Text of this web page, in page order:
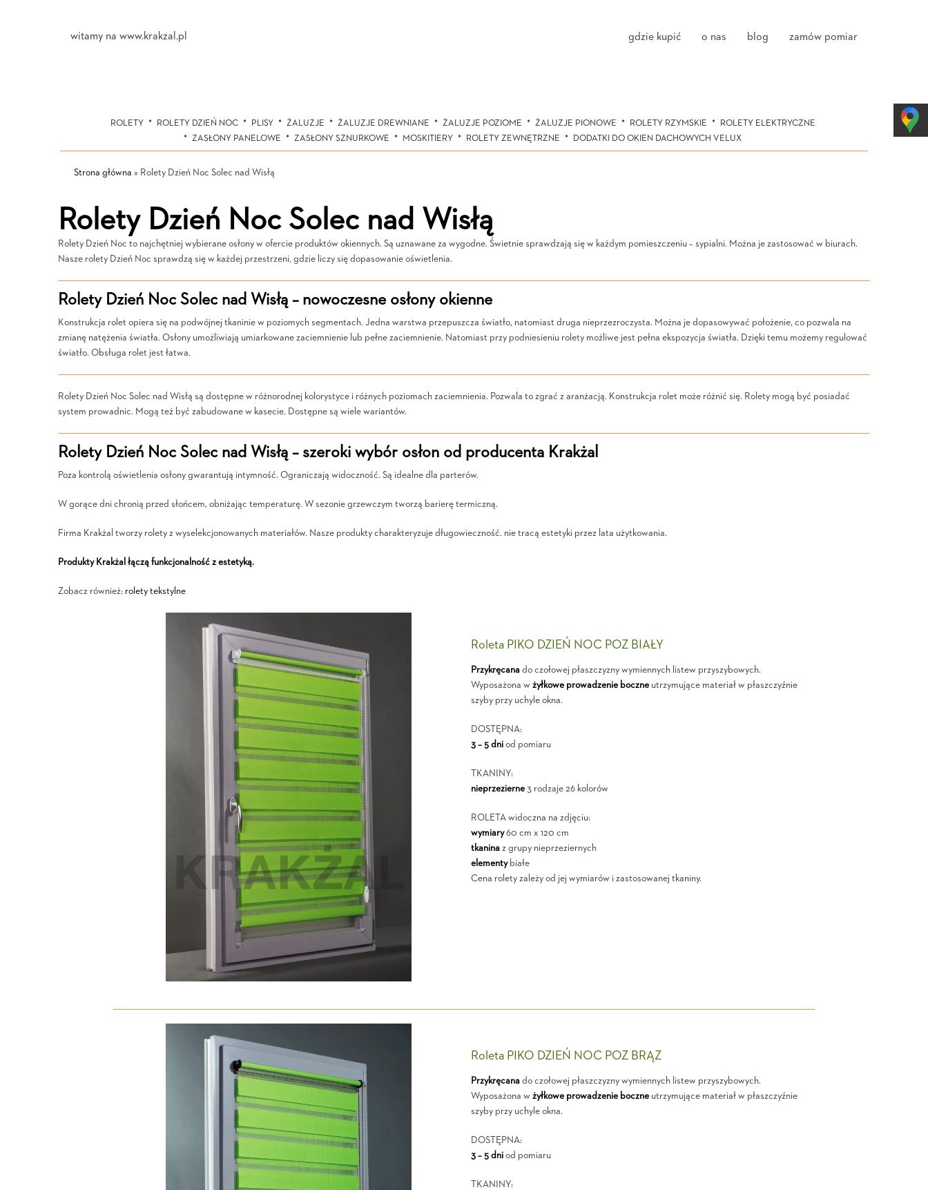
witamy na www.krakzal.pl gdzie kupić o nas blog zamów pomiar
ROLETY ROLETY DZIEŃ NOC PLISY ŻALUZJE ŻALUZJE DREWNIANE ŻALUZJE POZIOME ŻALUZJE PIONOWE ROLETY RZYMSKIE
ROLETY ELEKTRYCZNE
ZASŁONY PANELOWE
ZASŁONY SZNURKOWE MOSKITIERY ROLETY ZEWNĘTRZNE DODATKI DO OKIEN DACHOWYCH VELUX
Strona główna » Rolety Dzień Noc Solec nad Wisłą
Rolety Dzień Noc Solec nad Wisłą
Rolety Dzień Noc to najchętniej wybierane osłony w ofercie produktów okiennych. Są uznawane za wygodne. Świetnie sprawdzają się w każdym pomieszczeniu – sypialni. Można je zastosować w biurach.
Nasze rolety Dzień Noc sprawdzą się w każdej przestrzeni, gdzie liczy się dopasowanie oświetlenia.
Rolety Dzień Noc Solec nad Wisłą – nowoczesne osłony okienne
Konstrukcja rolet opiera się na podwójnej tkaninie w poziomych segmentach. Jedna warstwa przepuszcza światło, natomiast druga nieprzezroczysta. Można je dopasowywać położenie, co pozwala na
zmianę natężenia światła. Osłony umożliwiają umiarkowane zaciemnienie lub pełne zaciemnienie. Natomiast przy podniesieniu rolety możliwe jest pełna ekspozycja światła. Dzięki temu możemy regulować
światło. Obsługa rolet jest łatwa.
Rolety Dzień Noc Solec nad Wisłą są dostępne w różnorodnej kolorystyce i różnych poziomach zaciemnienia. Pozwala to zgrać z aranżacją. Konstrukcja rolet może różnić się. Rolety mogą być posiadać
system prowadnic. Mogą też być zabudowane w kasecie. Dostępne są wiele wariantów.
Rolety Dzień Noc Solec nad Wisłą – szeroki wybór osłon od producenta Krakżal
Poza kontrolą oświetlenia osłony gwarantują intymność. Ograniczają widoczność. Są idealne dla parterów.
W gorące dni chronią przed słońcem, obniżając temperaturę. W sezonie grzewczym tworzą barierę termiczną.
Firma Krakżal tworzy rolety z wyselekcjonowanych materiałów. Nasze produkty charakteryzuje długowieczność. nie tracą estetyki przez lata użytkowania.
Produkty Krakżal łączą funkcjonalność z estetyką.
Zobacz również: rolety tekstylne
Roleta PIKO DZIEŃ NOC POZ BIAŁY
Przykręcana do czołowej płaszczyzny wymiennych listew przyszybowych.
Wyposażona wżyłkowe prowadzenie boczne utrzymujące materiał w płaszczyźnie
szyby przy uchyle okna.
DOSTĘPNA:
3 – 5 dni od pomiaru
TKANINY:
nieprzezierne 3 rodzaje 26 kolorów
ROLETA widoczna na zdjęciu:
wymiary60 cm x 120 cm
tkanina z grupy nieprzeziernych
elementybiałe
Cena rolety zależy od jej wymiarów i zastosowanej tkaniny.
Roleta PIKO DZIEŃ NOC POZ BRĄZ
Przykręcana do czołowej płaszczyzny wymiennych listew przyszybowych.
Wyposażona wżyłkowe prowadzenie boczne utrzymujące materiał w płaszczyźnie
szyby przy uchyle okna.
DOSTĘPNA:
3 – 5 dni od pomiaru
TKANINY: